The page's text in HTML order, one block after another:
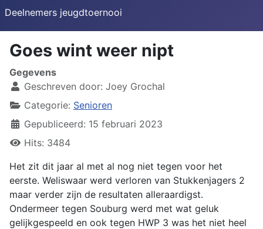
Deelnemers jeugdtoernooi
Goes wint weer nipt
Gegevens
Geschreven door: Joey Grochal
Categorie: Senioren
Gepubliceerd: 15 februari 2023
Hits: 3484
Het zit dit jaar al met al nog niet tegen voor het
eerste. Weliswaar werd verloren van Stukkenjagers 2
maar verder zijn de resultaten alleraardigst.
Ondermeer tegen Souburg werd met wat geluk
gelijkgespeeld en ook tegen HWP 3 was het niet heel